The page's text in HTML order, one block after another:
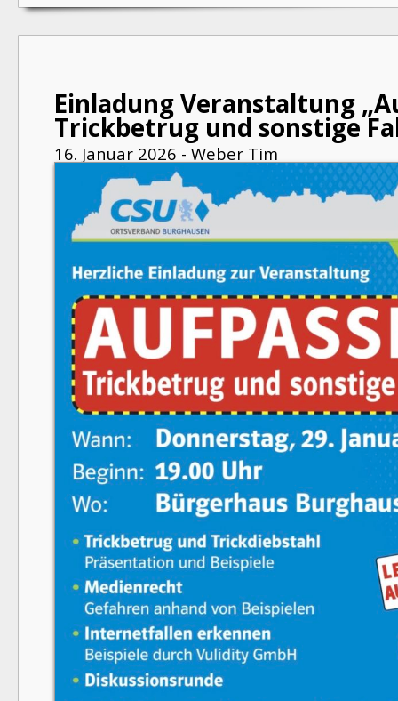
Einladung Veranstaltung
Trickbetrug und sonstige
16. Januar 2026 - Weber Tim